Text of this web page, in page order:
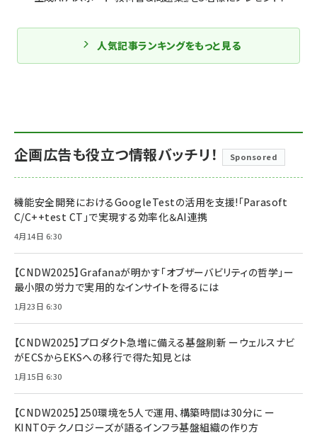
人気記事ランキングをもっと見る
企画広告も役立つ情報バッチリ！ Sponsored
機能安全開発におけるGoogleTestの活用を支援!「Parasoft
C/C++test CT」で実現する効率化＆AI連携
4月14日 6:30
【CNDW2025】Grafanaが明かす「オブザーバビリティの哲学」ー
最小限の労力で実用的なインサイトを得るには
1月23日 6:30
【CNDW2025】プロダクト急増に備える基盤刷新 ーウェルスナビ
がECSからEKSへの移行で得た知見とは
1月15日 6:30
【CNDW2025】250環境を5人で運用、構築時間は30分に ー
KINTOテクノロジーズが語るインフラ基盤組織の作り方